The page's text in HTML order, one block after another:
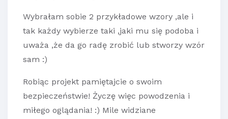
Wybrałam sobie 2 przykładowe wzory ,ale i
tak każdy wybierze taki ,jaki mu się podoba i
uważa ,że da go radę zrobić lub stworzy wzór
sam :)
Robiąc projekt pamiętajcie o swoim
bezpieczeństwie! Życzę więc powodzenia i
miłego oglądania! :) Mile widziane